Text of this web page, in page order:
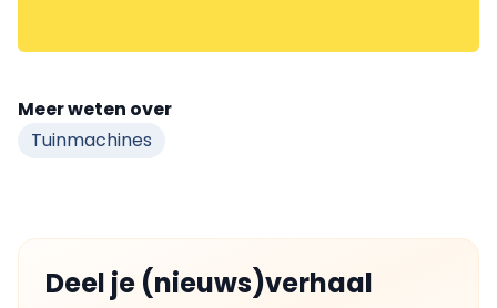
Meer weten over
Tuinmachines
Deel je (nieuws)verhaal